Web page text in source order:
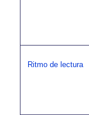
Ritmo de lectura